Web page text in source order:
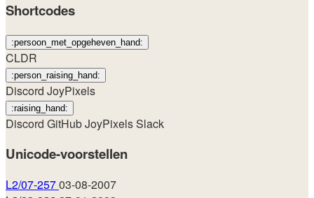
Shortcodes
:persoon_met_opgeheven_hand:
CLDR
:person_raising_hand:
Discord JoyPixels
:raising_hand:
Discord GitHubJoyPixelsSlack
Unicode-voorstellen
L2/07-25703-08-2007